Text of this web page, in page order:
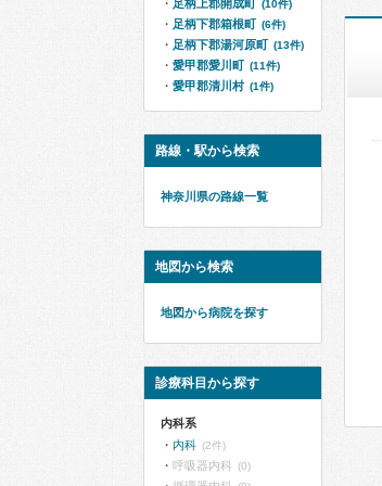
足柄上郡開成町 (10件)
足柄下郡箱根町 (6件)
足柄下郡湯河原町 (13件)
愛甲郡愛川町 (11件)
愛甲郡清川村 (1件)
路線・駅から検索
神奈川県の路線一覧
地図から検索
地図から病院を探す
診療科目から探す
内科系
内科 (2件)
呼吸器内科 (0)